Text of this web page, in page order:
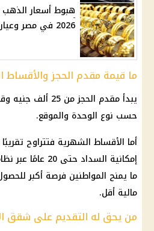
2026 في مصر وعيار 21 يسجل 6860 جنيهًا
ما قيمة مقدم الحجز والأقساط
حسب نوع الوحدة والموقع.
إمكانية السداد
ما يمنح المواطنين فرصة أكبر
مالية أقل.
من يحق له التقديم على شقق